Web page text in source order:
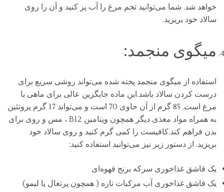
خواهد شد. شما می‌توانید تخم مرغ را آب پز کنید و آن را روی
سالاد خود بریزید.
میگوی منجمد:
استفاده از میگوی منجمد پخته شده می‌تواند روشی سریع برای
درست کردن سالاد باشد.این ماده جایگزین عالی برای ماهی یا
مرغ است. 85 گرم از آن حاوی 70 است و می‌تواند 17 گرم پروتئین
به همراه مواد مغذی دیگر همچون ویتامین B12 ، مس و روی برای
بدن فراهم کند.کافیست را کمی گرم کنید و روی سالاد خود
بریزید. از دستور زیر نیز می‌توانید استفاده کنید:
یک قاشق غذاخوری سرکه برنج قهوه‌ای
یک قاشق غذاخوری آب مرکبات تازه ( همچون پرتغال یا لیمو)